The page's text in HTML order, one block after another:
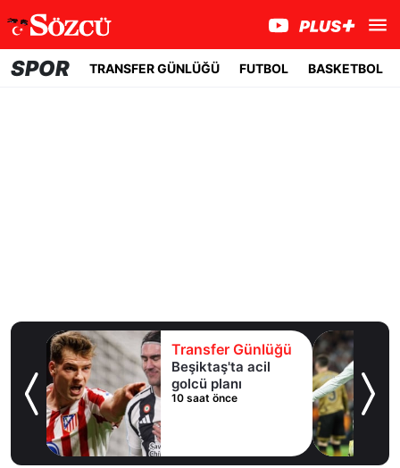
SPOR TRANSFER GÜNLÜĞÜ FUTBOL BASKETBOL
Transfer Günlüğü
Fenerbahçe,
Brezilyalı forvet için
İspanyol deviyle